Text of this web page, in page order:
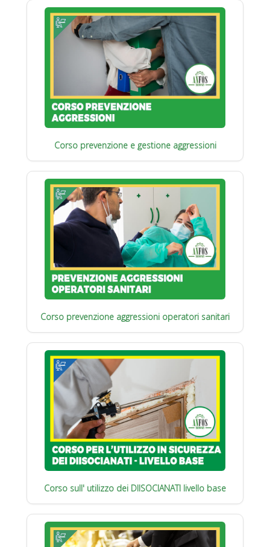
Corso prevenzione e gestione aggressioni
Corso prevenzione aggressioni operatori sanitari
Corso sull' utilizzo dei DIISOCIANATI livello base